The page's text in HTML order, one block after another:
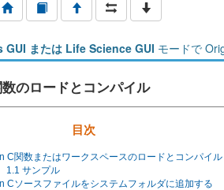
GUI または Life Science GUI モードで
のロードとコンパイル
目次
C関数またはワークスペースのロードとコンパイル
1.1 サンプル
Cソースファイルをシステムフォルダに追加する